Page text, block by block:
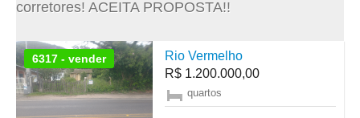
corretores! ACEITA PROPOSTA!!
6317 - vender
Rio Vermelho
R$ 1.200.000,00
quartos